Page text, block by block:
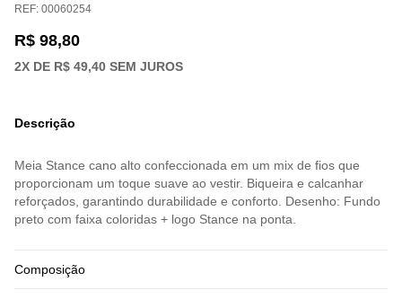
REF: 00060254
R$ 98,80
2X DE R$ 49,40 SEM JUROS
Descrição
Meia Stance cano alto confeccionada em um mix de fios que
proporcionam um toque suave ao vestir. Biqueira e calcanhar
reforçados, garantindo durabilidade e conforto. Desenho: Fundo
preto com faixa coloridas + logo Stance na ponta.
Composição